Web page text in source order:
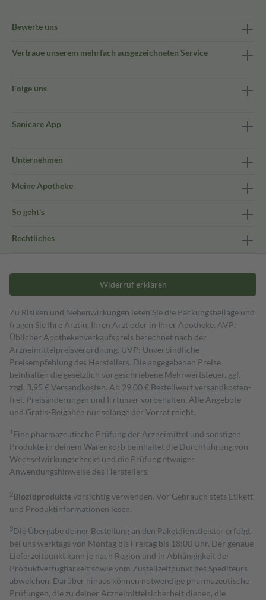
Bewerte uns
Vertraue unserem mehrfach ausgezeichneten Service
Folge uns
Sanicare App
Unternehmen
Meine Apotheke
So geht's
Rechtliches
Widerruf erklären
Zu Risiken und Nebenwirkungen lesen Sie die Packungsbeilage und
fragen Sie Ihre Ärztin, Ihren Arzt oder in Ihrer Apotheke. AVP:
Üblicher Apothekenverkaufspreis berechnet nach der
Arzneimittelpreisverordnung. UVP: Unverbindliche
Preisempfehlung des Herstellers. Die angegebenen Preise
beinhalten die gesetzlich vorgeschriebene Mehrwertsteuer, ggf.
zzgl. 3,95 € Versandkosten. Ab 29,00 € Bestell­wert versand­kosten­
frei. Preisänderungen und Irrtümer vorbehalten. Alle Angebote
und Gratis-Beigaben nur solange der Vorrat reicht.
1 Eine pharmazeutische Prüfung der Arzneimittel und sonstigen
Produkte in deinem Warenkorb beinhaltet die Durchführung von
Wechselwirkungschecks und die Prüfung etwaiger
Anwendungshinweise des Herstellers.
2Biozidproduktevorsichtig verwenden. Vor Gebrauch stets Etikett
und Produktinformationen lesen.
3Die Übergabe deiner Bestellung an den Paketdienstleister erfolgt
bei uns werktags von Montag bis Freitag bis 18:00 Uhr. Der genaue
Lieferzeitpunkt kann je nach Region und in Abhängigkeit der
Produktverfügbarkeit sowie vom Zustellzeitpunkt des Spediteurs
abweichen. Darüber hinaus können notwendige pharmazeutische
Prüfungen, die zu deiner Arzneimittelsicherheit dienen, die